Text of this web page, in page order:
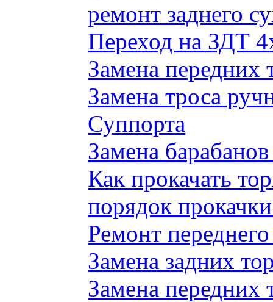
ремонт заднего
Переход на ЗДТ
Замена передних
Замена троса
Суппорта
Замена
Как прокачать
порядок
Ремонт
Замена задних
Замена передних